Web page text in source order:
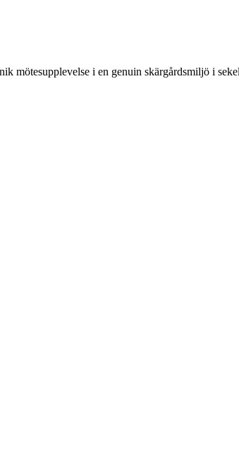
mötesupplevelse i en genuin skärgårdsmiljö i